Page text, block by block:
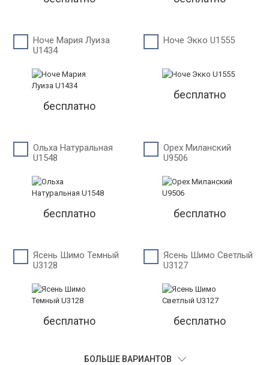
Ноче Мария Луиза
U1434
бесплатно
Ноче Экко U1555
бесплатно
Ольха Натуральная
U1548
бесплатно
Орех Миланский
U9506
бесплатно
Ясень Шимо Темный
U3128
бесплатно
Ясень Шимо Светлый
U3127
бесплатно
БОЛЬШЕ ВАРИАНТОВ